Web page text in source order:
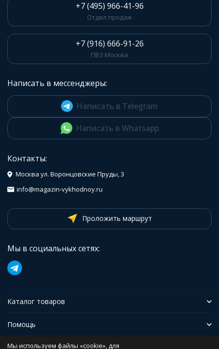
+7 (495) 966-41-96
Отдел продаж
+7 (916) 666-91-26
ПВЗ Москва
Написать в мессенджеры:
Написать в Telegram
Написать в Whatsapp
Контакты:
Москва ул. Воронцовские Пруды, 3
info@magazin-vykhodnoy.ru
Проложить маршрут
Мы в социальных сетях:
Каталог товаров
Помощь
Мы используем файлы «cookie», для